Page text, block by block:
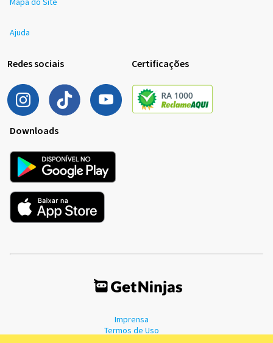
Ajuda
Redes sociais Certificações
Downloads
Imprensa
Termos de Uso